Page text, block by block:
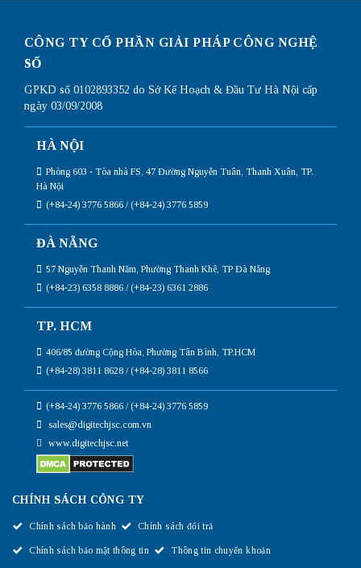
CÔNG TY CỔ PHẦN GIẢI PHÁP CÔNG NGHỆ
SỐ
GPKD số 0102893352 do Sở Kế Hoạch & Đầu Tư Hà Nội cấp
ngày 03/09/2008
HÀ NỘI
Phòng 603 - Tòa nhà FS, 47 Đường Nguyễn Tuân, Thanh Xuân, TP.
Hà Nội
(+84-24) 3776 5866 / (+84-24) 3776 5859
ĐÀ NẴNG
57 Nguyễn Thanh Năm, Phường Thanh Khê, TP Đà Nẵng
(+84-23) 6358 8886 / (+84-23) 6361 2886
TP. HCM
406/85 đường Cộng Hòa, Phường Tân Bình, TP.HCM
(+84-28) 3811 8628 / (+84-28) 3811 8566
(+84-24) 3776 5866 / (+84-24) 3776 5859
sales@digitechjsc.com.vn
www.digitechjsc.net
CHÍNH SÁCH CÔNG TY
Chính sách bảo hành Chính sách đổi trả
Chính sách bảo mật thông tin Thông tin chuyển khoản